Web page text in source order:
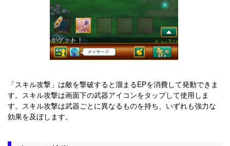
「スキル攻撃」は敵を撃破すると溜まるEPを消費して発動できま
す。スキル攻撃は画面下の武器アイコンをタップして使用しま
す。スキル攻撃は武器ごとに異なるものを持ち、いずれも強力な
効果を及ぼします。